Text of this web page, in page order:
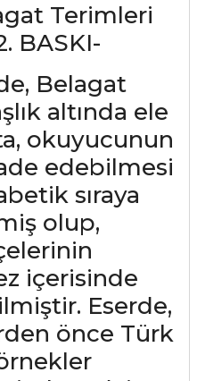
Terimleri
BASKI-
Belagat
altında ele
okuyucunun
edebilmesi
sıraya
olup,
içerisinde
Eserde,
önce Türk